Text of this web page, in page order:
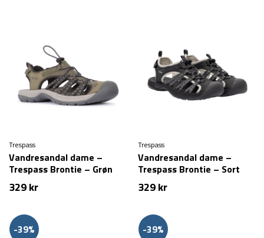
Trespass
Vandresandal dame –
Trespass Brontie – Grøn
329kr
Trespass
Vandresandal dame –
Trespass Brontie – Sort
329kr
-39% -39%